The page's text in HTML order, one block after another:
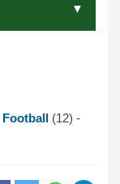
Football (12) -